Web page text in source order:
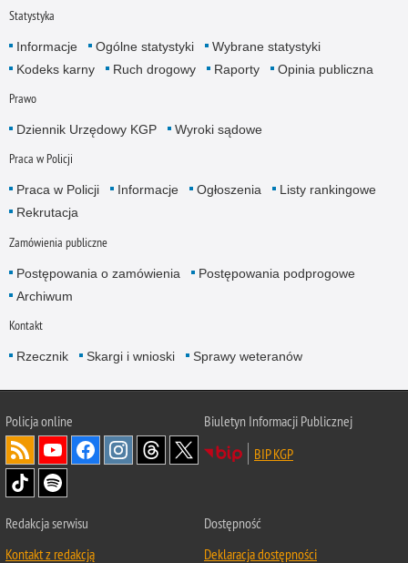
Statystyka
Informacje Ogólne statystyki
Wybrane statystyki
Kodeks karny
Ruch drogowy Raporty Opinia publiczna
Prawo
Dziennik Urzędowy KGP Wyroki sądowe
Praca w Policji
Praca w Policji Informacje Ogłoszenia
Listy rankingowe
Rekrutacja
Zamówienia publiczne
Postępowania o zamówienia
Postępowania podprogowe
Archiwum
Kontakt
Rzecznik Skargi i wnioski Sprawy weteranów
Policjaonline
Biuletyn Informacji Publicznej
BIP KGP
Redakcja serwisu
Kontakt z redakcją
Dostępność
Deklaracja dostępności